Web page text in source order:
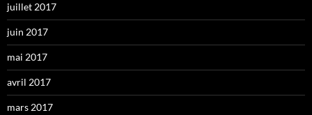
juillet 2017
juin 2017
mai 2017
avril 2017
mars 2017